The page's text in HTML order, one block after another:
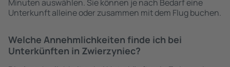
Minuten auswählen. Sie können je nach Bedarf eine
Unterkunft alleine oder zusammen mit dem Flug buchen.
Welche Annehmlichkeiten finde ich bei
Unterkünften in Zwierzyniec?